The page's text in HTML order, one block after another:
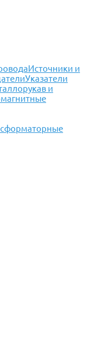
Источники и
Указатели
и